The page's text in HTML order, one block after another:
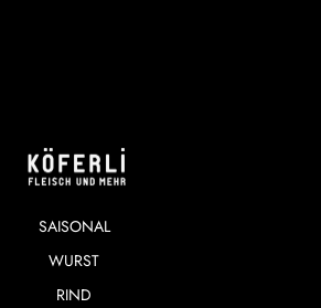
SAISONAL
WURST
RIND